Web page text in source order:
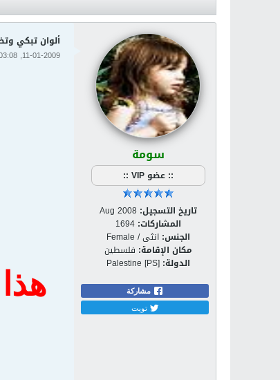
سومة
:: عضو VIP ::
تاريخ التسجيل: Aug 2008
المشاركات: 1694
الجنس: انثى / Female
مكان الإقامة: فلسطين
الدولة: Palestine [PS]
مشاركة
تويت
ألوان تبكي
11-01-2009, 03:08 PM